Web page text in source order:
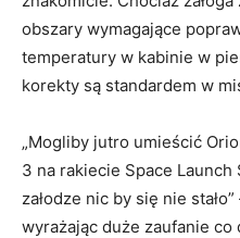
obszary wymagające
temperatury w kabinie w
korekty są standardem w
„Mogliby jutro umieścić
3 na rakiecie Space
załodze nic by się nie
wyrażając duże zaufanie